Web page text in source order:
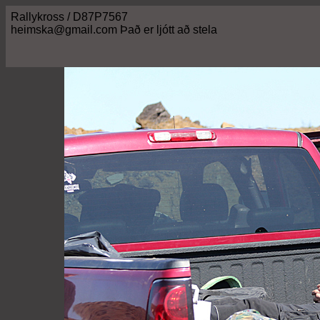
Rallykross / D87P7567
heimska@gmail.com Það er ljótt að stela